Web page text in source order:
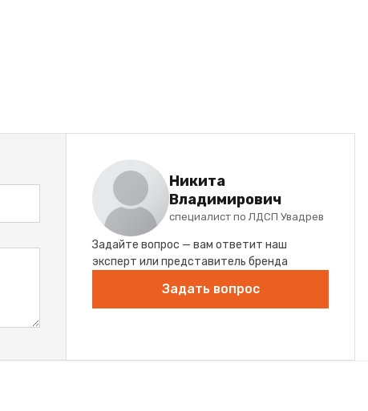
Никита
Владимирович
специалист по ЛДСП Увадрев
Задайте вопрос — вам ответит наш
эксперт или представитель бренда
Задать вопрос